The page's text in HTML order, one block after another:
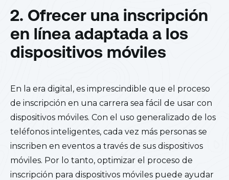
2. Ofrecer una inscripción
en línea adaptada a los
dispositivos móviles
En la era digital, es imprescindible que el proceso
de inscripción en una carrera sea fácil de usar con
dispositivos móviles. Con el uso generalizado de los
teléfonos inteligentes, cada vez más personas se
inscriben en eventos a través de sus dispositivos
móviles. Por lo tanto, optimizar el proceso de
inscripción para dispositivos móviles puede ayudar